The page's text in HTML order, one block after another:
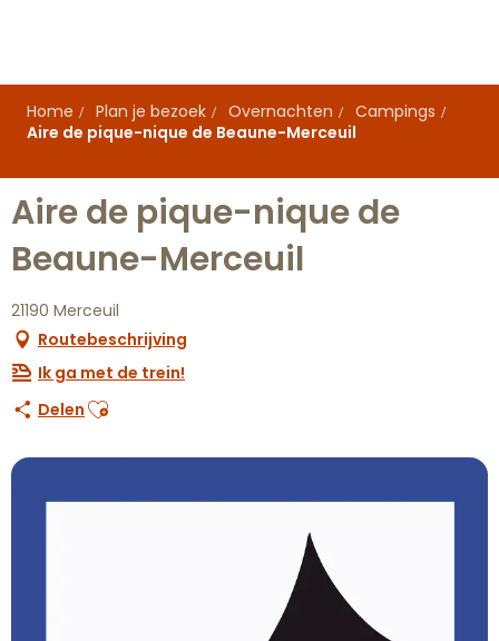
principal
Home
Plan je bezoek Overnachten
Campings
Aire de pique-nique de Beaune-Merceuil
Aire de pique-nique de
Beaune-Merceuil
21190 Merceuil
Routebeschrijving
Ik ga met de trein!
Delen Ajouter aux favoris